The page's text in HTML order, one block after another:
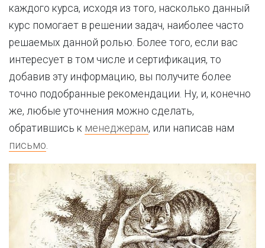
каждого курса, исходя из того, насколько данный
курс помогает в решении задач, наиболее часто
решаемых данной ролью. Более того, если вас
интересует в том числе и сертификация, то
добавив эту информацию, вы получите более
точно подобранные рекомендации. Ну, и, конечно
же, любые уточнения можно сделать,
обратившись к менеджерам, или написав нам
письмо.